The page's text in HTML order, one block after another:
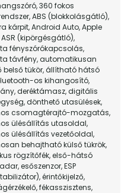
360 fokos
ABS (blokkolásgátló),
kárpit, Android Auto, Apple
(kipörgésgátló),
fényszórókapcsolás,
távfény, automatikusan
belső tükör, állítható hátsó
os kihangosító,
deréktámasz, digitális
dönthető utasülések,
csomagtérajtó-mozgatás,
ülésállítás utasoldal,
ülésállítás vezetőoldal,
behajtható külső tükrök,
rögzítőfék, első-hátsó
esőszenzor, ESP
érintőkijelző,
fékasszisztens,